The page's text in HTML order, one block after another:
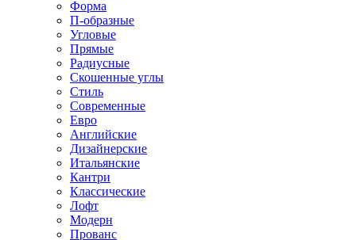
Форма
П-образные
Угловые
Прямые
Радиусные
Скошенные углы
Стиль
Современные
Евро
Английские
Дизайнерские
Итальянские
Кантри
Классические
Лофт
Модерн
Прованс